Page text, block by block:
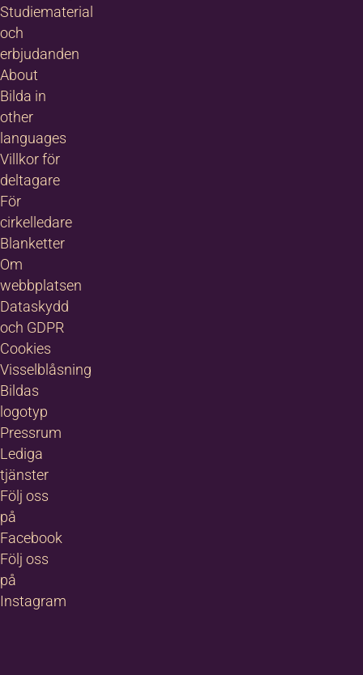
Jag tar gärna emot Nyhetsbrevet
från KPN, en gång i månaden?
Jag godkänner
Mera information
Studiematerial
och
erbjudanden
About
Bilda in
other
languages
Villkor för
deltagare
För
cirkelledare
Blanketter
Om
webbplatsen
Dataskydd
och GDPR
Cookies
Visselblåsning
Bildas
logotyp
Pressrum
Lediga
tjänster
Följ oss
på
Facebook
Följ oss
på
Instagram